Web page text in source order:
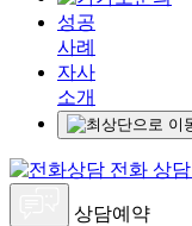
성공
사례
자사
소개
전화 상담
상담예약